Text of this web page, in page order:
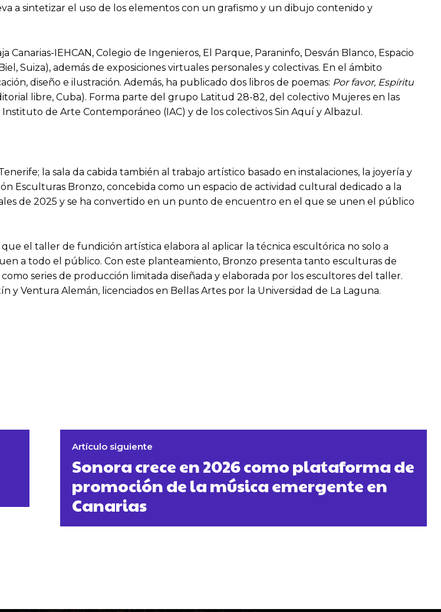
a sintetizar el uso de los elementos con un grafismo y un dibujo contenido y
Canarias-IEHCAN, Colegio de Ingenieros, El Parque, Paraninfo, Desván Blanco, Espacio
Suiza), además de exposiciones virtuales personales y colectivas. En el ámbito
diseño e ilustración. Además, ha publicado dos libros de poemas: Por favor, Espíritu
libre, Cuba). Forma parte del grupo Latitud 28-82, del colectivo Mujeres en las
de Arte Contemporáneo (IAC) y de los colectivos Sin Aquí y Albazul.
la sala da cabida también al trabajo artístico basado en instalaciones, la joyería y
Esculturas Bronzo, concebida como un espacio de actividad cultural dedicado a la
de 2025 y se ha convertido en un punto de encuentro en el que se unen el público
el taller de fundición artística elabora al aplicar la técnica escultórica no solo a
a todo el público. Con este planteamiento, Bronzo presenta tanto esculturas de
series de producción limitada diseñada y elaborada por los escultores del taller.
y Ventura Alemán, licenciados en Bellas Artes por la Universidad de La Laguna.
Artículo siguiente
Sonora crece en 2026 como plataforma de
promoción de la música emergente en
Canarias